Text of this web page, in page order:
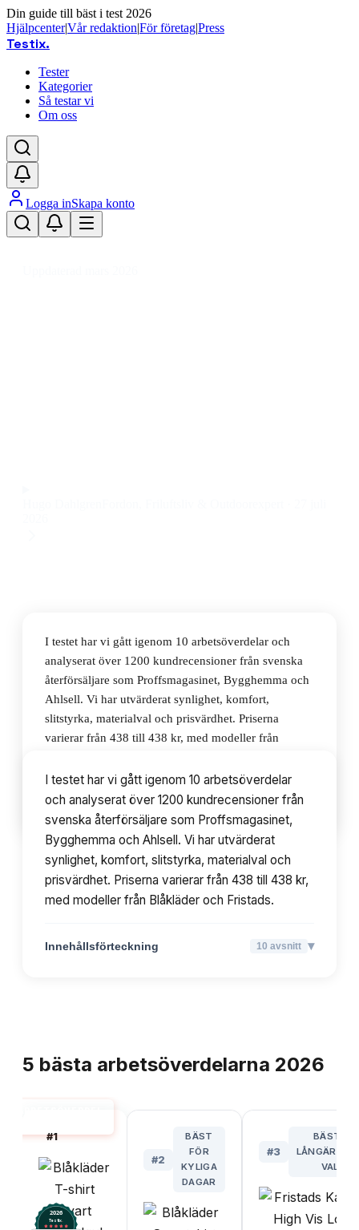
Din guide till bäst i test 2026
Hjälpcenter|Vår redaktion|För företag|Press
Testix.
Tester
Kategorier
Så testar vi
Om oss
Logga inSkapa konto
I testet har vi gått igenom 10 arbetsöverdelar och
analyserat över 1200 kundrecensioner från svenska
återförsäljare som Proffsmagasinet, Bygghemma och
Ahlsell. Vi har utvärderat synlighet, komfort,
slitstyrka, materialval och prisvärdhet. Priserna
varierar från 438 till 438 kr, med modeller från
Innehållsförteckning 10avsnitt
I testet har vi gått igenom 10 arbetsöverdelar
och analyserat över 1200 kundrecensioner från
svenska återförsäljare som Proffsmagasinet,
Bygghemma och Ahlsell. Vi har utvärderat
synlighet, komfort, slitstyrka, materialval och
prisvärdhet. Priserna varierar från 438 till 438 kr,
med modeller från Blåkläder och Fristads.
Innehållsförteckning 10 avsnitt ▾
5 bästa arbetsöverdelarna 2026
#1
2026
Testix.
#2
BÄST
FÖR
KYLIGA
DAGAR
#3
BÄSTA
VAL